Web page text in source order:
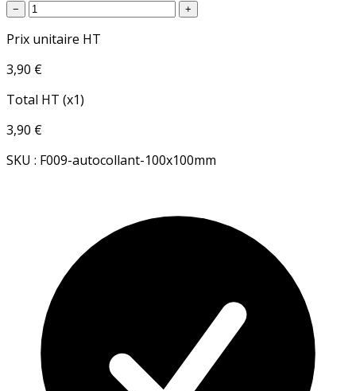
− +
Prix unitaire HT
3,90 €
Total HT (x1)
3,90 €
SKU : F009-autocollant-100x100mm